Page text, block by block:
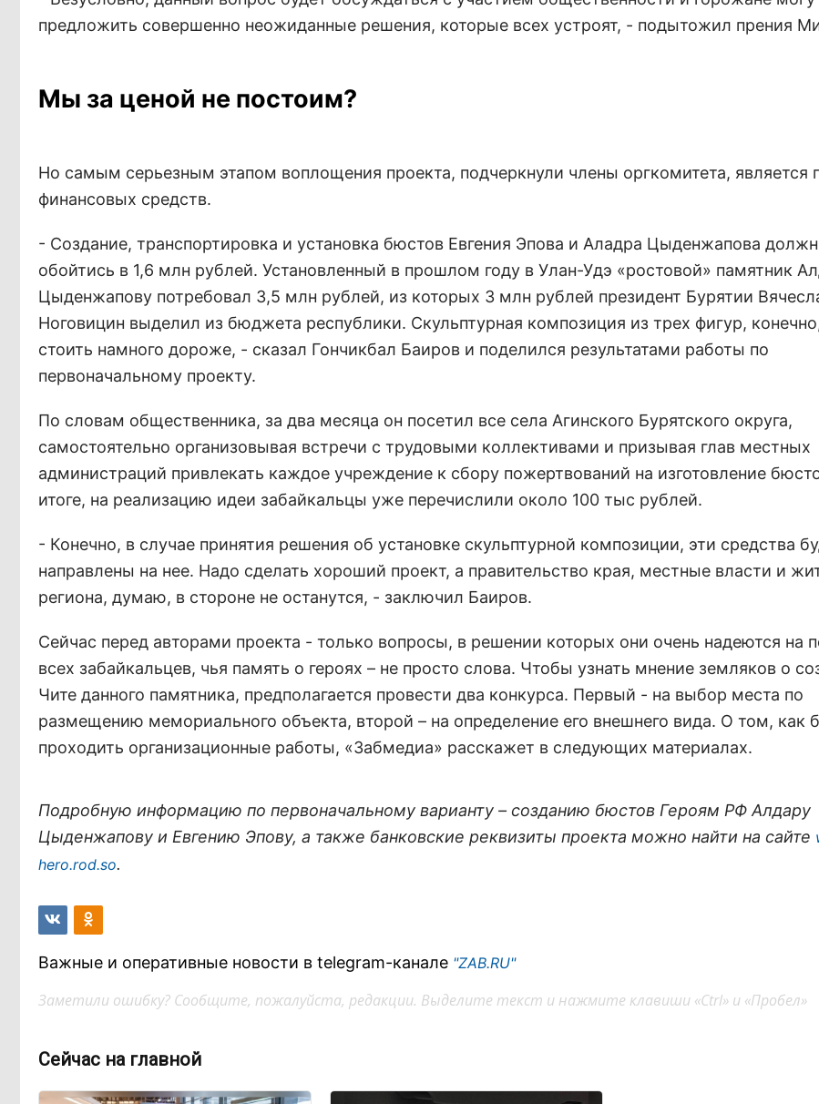
предложить совершенно неожиданные решения, которые всех устроят, - подытожил прения
Мы за ценой не постоим?
Но самым серьезным этапом воплощения проекта, подчеркнули члены оргкомитета, является
финансовых средств.
- Создание, транспортировка и установка бюстов Евгения Эпова и Аладра Цыденжапова
обойтись в 1,6 млн рублей. Установленный в прошлом году в Улан-Удэ «ростовой» памятник
Цыденжапову потребовал 3,5 млн рублей, из которых 3 млн рублей президент Бурятии
Ноговицин выделил из бюджета республики. Скульптурная композиция из трех фигур,
стоить намного дороже, - сказал Гончикбал Баиров и поделился результатами работы по
первоначальному проекту.
По словам общественника, за два месяца он посетил все села Агинского Бурятского округа,
самостоятельно организовывая встречи с трудовыми коллективами и призывая глав местных
администраций привлекать каждое учреждение к сбору пожертвований на изготовление
итоге, на реализацию идеи забайкальцы уже перечислили около 100 тыс рублей.
- Конечно, в случае принятия решения об установке скульптурной композиции, эти средства
направлены на нее. Надо сделать хороший проект, а правительство края, местные власти и
региона, думаю, в стороне не останутся, - заключил Баиров.
Сейчас перед авторами проекта - только вопросы, в решении которых они очень надеются на
всех забайкальцев, чья память о героях – не просто слова. Чтобы узнать мнение земляков о
Чите данного памятника, предполагается провести два конкурса. Первый - на выбор места по
размещению мемориального объекта, второй – на определение его внешнего вида. О том, как
проходить организационные работы, «Забмедиа» расскажет в следующих материалах.
Подробную информацию по первоначальному варианту – созданию бюстов Героям РФ Алдару
Цыденжапову и Евгению Эпову, а также банковские реквизиты проекта можно найти на сайте
hero.rod.so.
Важные и оперативные новости в telegram-канале "ZAB.RU"
Заметили ошибку? Сообщите, пожалуйста, редакции. Выделите текст и нажмите клавиши «Ctrl» и «Пробел»
Сейчас на главной